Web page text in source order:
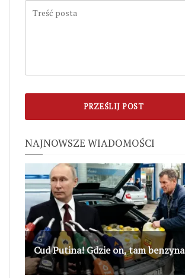
NAJNOWSZE WIADOMOŚCI
Cud Putina! Gdzie on, tam benzyna